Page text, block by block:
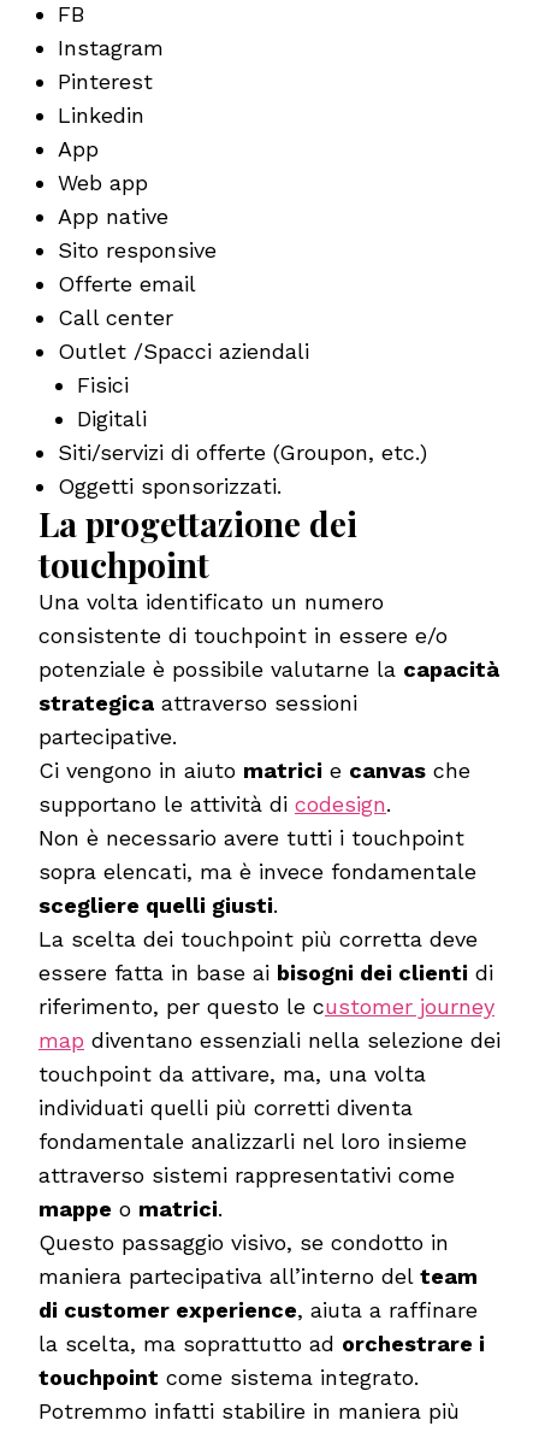
FB
Instagram
Pinterest
Linkedin
App
Web app
App native
Sito responsive
Offerte email
Call center
Outlet /Spacci aziendali
Fisici
Digitali
Siti/servizi di offerte (Groupon, etc.)
Oggetti sponsorizzati.
La progettazione dei
touchpoint
Una volta identificato un numero
consistente di touchpoint in essere e/o
potenziale è possibile valutarne la capacità
strategica attraverso sessioni
partecipative.
Ci vengono in aiuto matrici e canvas che
supportano le attività di codesign.
Non è necessario avere tutti i touchpoint
sopra elencati, ma è invece fondamentale
scegliere quelli giusti.
La scelta dei touchpoint più corretta deve
essere fatta in base ai bisogni dei clienti di
riferimento, per questo le customer journey
map diventano essenziali nella selezione dei
touchpoint da attivare, ma, una volta
individuati quelli più corretti diventa
fondamentale analizzarli nel loro insieme
attraverso sistemi rappresentativi come
mappe o matrici.
Questo passaggio visivo, se condotto in
maniera partecipativa all’interno del team
di customer experience, aiuta a raffinare
la scelta, ma soprattutto ad orchestrare i
touchpoint come sistema integrato.
Potremmo infatti stabilire in maniera più